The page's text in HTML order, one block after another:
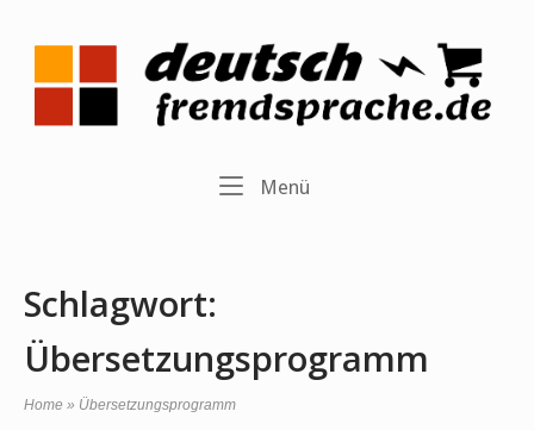
Home
Menü
Schlagwort:
Übersetzungsprogramm
Home » Übersetzungsprogramm